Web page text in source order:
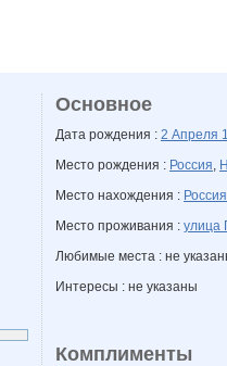
Основное
Дата рождения : 2 Апреля
Место рождения : Россия,
Место нахождения : Россия
Место проживания : улица
Любимые места : не
Интересы : не указаны
Комплименты